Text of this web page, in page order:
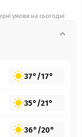
умови на сьогодні
37°/17°
35°/21°
36°/20°